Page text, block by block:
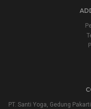
PT. Santi Yoga, Gedung